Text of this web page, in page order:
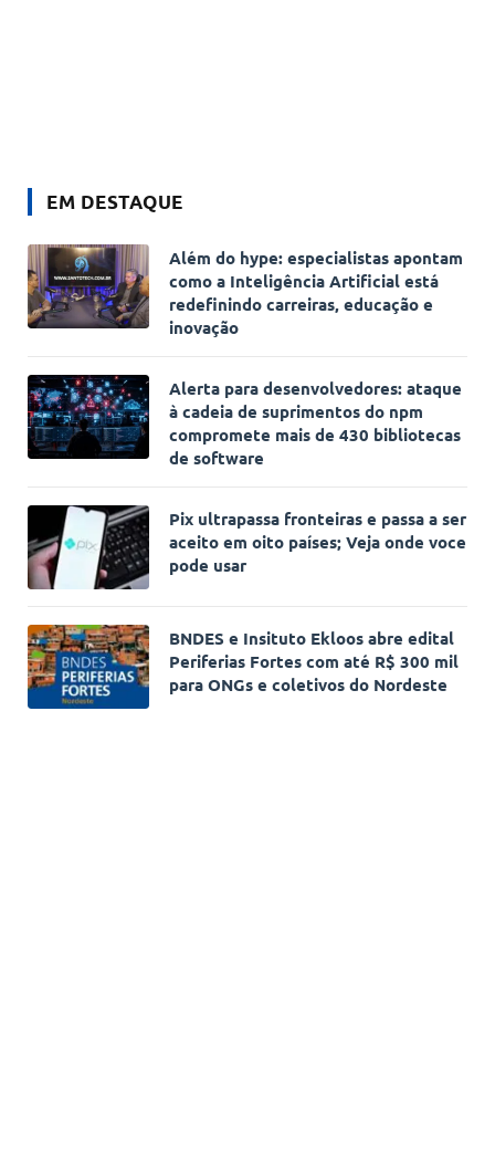
EM DESTAQUE
Além do hype: especialistas apontam
como a Inteligência Artificial está
redefinindo carreiras, educação e
inovação
Alerta para desenvolvedores: ataque
à cadeia de suprimentos do npm
compromete mais de 430 bibliotecas
de software
Pix ultrapassa fronteiras e passa a ser
aceito em oito países; Veja onde voce
pode usar
BNDES e Insituto Ekloos abre edital
Periferias Fortes com até R$ 300 mil
para ONGs e coletivos do Nordeste